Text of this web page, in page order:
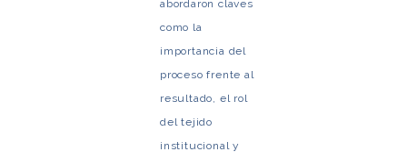
abordaron claves
como la
importancia del
proceso frente al
resultado, el rol
del tejido
institucional y